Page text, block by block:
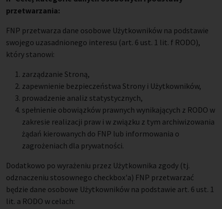
przetwarzania:
FNP przetwarza dane osobowe Użytkowników na podstawie
swojego uzasadnionego interesu (art. 6 ust. 1 lit. f RODO),
który stanowi:
zarządzanie Stroną,
zapewnienie bezpieczeństwa Strony i Użytkowników,
prowadzenie analiz statystycznych,
spełnienie obowiązków prawnych wynikających z RODO w
zakresie realizacji praw i w związku z tym archiwizowania
żądań kierowanych do FNP lub informowania o
zagrożeniach dla prywatności.
Dodatkowo po wyrażeniu przez Użytkownika zgody (tj.
odznaczeniu stosownego checkbox'a) FNP przetwarzać
będzie dane osobowe Użytkowników na podstawie art. 6 ust. 1
lit. a RODO w celach: